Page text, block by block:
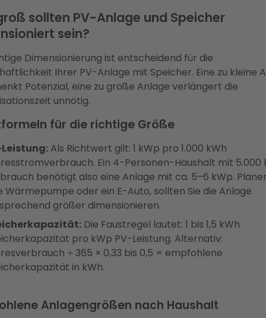
sollten PV-Anlage und Speicher
sein?
Dimensionierung ist entscheidend für die
Ihrer PV-Anlage mit Speicher. Eine zu kleine
Potenzial, eine zu große Anlage verlängert die
unnötig.
für die richtige Größe
Als Richtwert gilt: 1 kWp pro 1.000 kWh
Ein 4-Personen-Haushalt mit 5.000
benötigt also eine Anlage mit ca. 5–6 kWp.
Wärmepumpe oder ein E-Auto, sollten Sie die Anlage
größer dimensionieren.
Die Faustregel lautet: 1 bis 1,5 kWh
pro kWp PV-Leistung. Alternativ:
÷ 365 × 0,33 bis 0,5 = empfohlene
in kWh.
Anlagengrößen nach Haushalt